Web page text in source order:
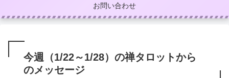
お問い合わせ
今週（1/22～1/28）の禅タロットから
のメッセージ